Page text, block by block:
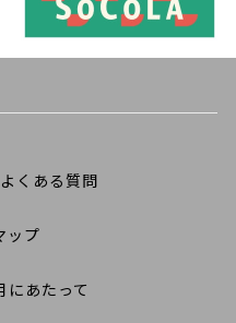
くある質問
ップ
にあたって